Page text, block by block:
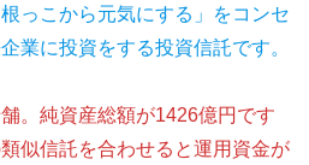
っこから元気にする」をコンセ
業に投資をする投資信託です。
。純資産総額が1426億円です
似信託を合わせると運用資金が